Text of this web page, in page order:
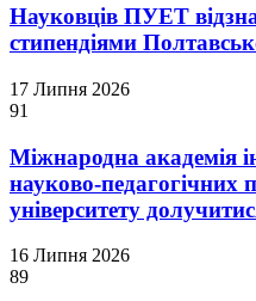
Науковців ПУЕТ
стипендіями
17 Липня 2026
91
Міжнародна академія
науково-педагогічних
університету
16 Липня 2026
89